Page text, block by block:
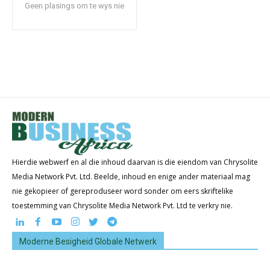
Geen plasings om te wys nie
Hierdie webwerf en al die inhoud daarvan is die eiendom van Chrysolite
Media Network Pvt. Ltd. Beelde, inhoud en enige ander materiaal mag
nie gekopieer of gereproduseer word sonder om eers skriftelike
toestemming van Chrysolite Media Network Pvt. Ltd te verkry nie.
Moderne Besigheid Globale Netwerk